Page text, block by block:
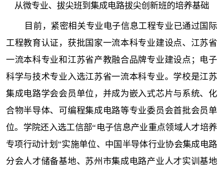
从微专业、拔尖班到集成电路拔尖创新班的培养基础
目前，紧密相关专业电子信息工程专业已通过国际
工程教育认证，获批国家一流本科专业建设点、江苏省
一流本科专业和江苏省产教融合品牌专业建设点；电子
科学与技术专业入选江苏省一流本科专业。学校是江苏
集成电路学会会员单位，并成为嵌入式芯片与系统、化
合物半导体、可编程集成电路等专业委员会首批会员单
位。学院还入选工信部“电子信息产业重点领域人才培养
专项行动计划”实施单位、中国半导体行业协会集成电路
分会人才储备基地、苏州市集成电路产业人才实训基地